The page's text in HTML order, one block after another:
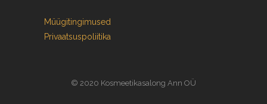
Müügitingimused
Privaatsuspoliitika
© 2020 Kosmeetikasalong Ann OÜ